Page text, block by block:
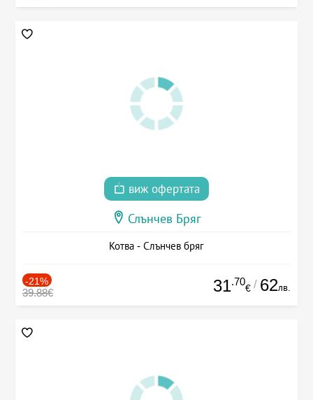
виж офертата
Слънчев Бряг
Котва - Слънчев бряг
-21%
39.88€ 31.70
€ / 62лв.